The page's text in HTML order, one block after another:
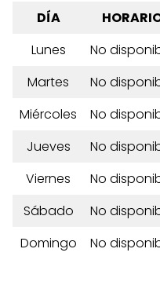
DÍA
Lunes
No
Martes
No
Miércoles
No
Jueves
No
Viernes
No
Sábado
No
Domingo
No